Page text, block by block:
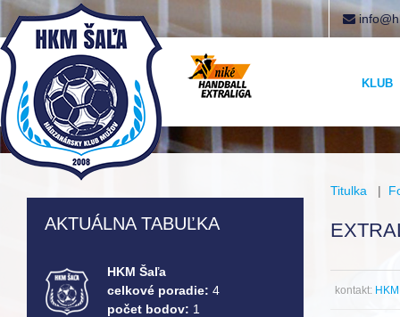
KLUB
Titulka |
kontakt:
AKTUÁLNA TABUĽKA
HKM Šaľa
celkové poradie: 4
počet bodov: 1